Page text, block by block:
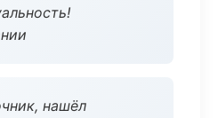
нашёл